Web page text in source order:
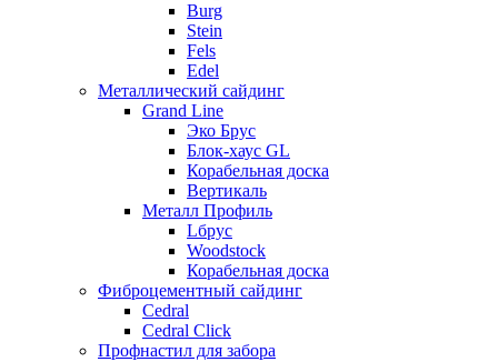
Burg
Stein
Fels
Edel
Металлический сайдинг
Grand Line
Эко Брус
Блок-хаус GL
Корабельная доска
Вертикаль
Металл Профиль
Lбрус
Woodstock
Корабельная доска
Фиброцементный сайдинг
Cedral
Cedral Click
Профнастил для забора